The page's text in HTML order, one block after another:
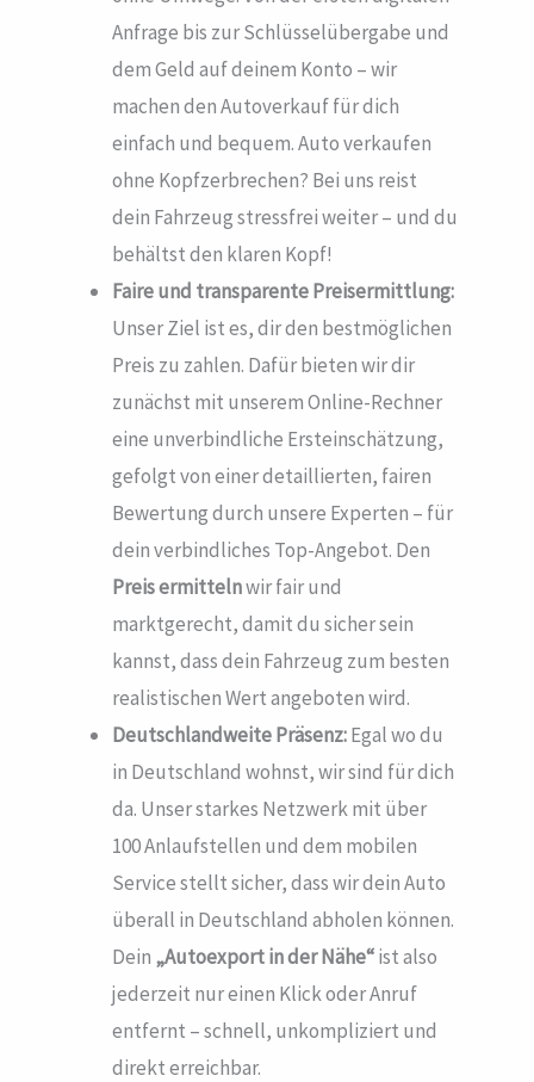
Anfrage bis zur Schlüsselübergabe und
dem Geld auf deinem Konto – wir
machen den Autoverkauf für dich
einfach und bequem. Auto verkaufen
ohne Kopfzerbrechen? Bei uns reist
dein Fahrzeug stressfrei weiter – und du
behältst den klaren Kopf!
Faire und transparente Preisermittlung:
Unser Ziel ist es, dir den bestmöglichen
Preis zu zahlen. Dafür bieten wir dir
zunächst mit unserem Online-Rechner
eine unverbindliche Ersteinschätzung,
gefolgt von einer detaillierten, fairen
Bewertung durch unsere Experten – für
dein verbindliches Top-Angebot. Den
Preis ermittelnwir fair und
marktgerecht, damit du sicher sein
kannst, dass dein Fahrzeug zum besten
realistischen Wert angeboten wird.
Deutschlandweite Präsenz:Egal wo du
in Deutschland wohnst, wir sind für dich
da. Unser starkes Netzwerk mit über
100 Anlaufstellen und dem mobilen
Service stellt sicher, dass wir dein Auto
überall in Deutschland abholen können.
Dein „Autoexport in der Nähe“ist also
jederzeit nur einen Klick oder Anruf
entfernt – schnell, unkompliziert und
direkt erreichbar.